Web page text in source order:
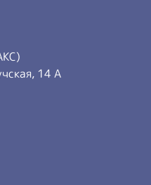
14 А